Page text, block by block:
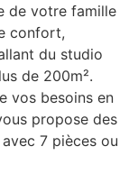
de votre famille
confort,
du studio
de 200m².
vos besoins en
propose des
7 pièces ou